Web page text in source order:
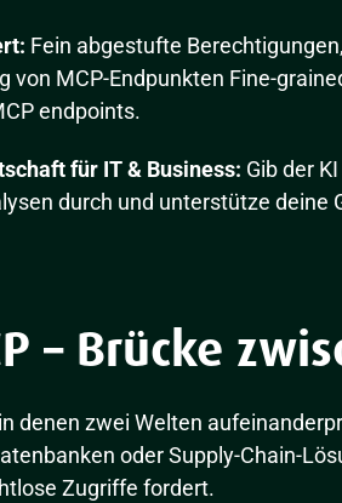
Fein abgestufte
von MCP-Endpunkten Fine-
endpoints.
für IT & Business: Gib der
durch und unterstütze deine
– Brücke
denen zwei Welten
oder Supply-Chain-
Zugriffe fordert.